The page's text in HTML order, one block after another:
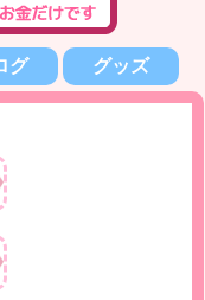
グ グッズ